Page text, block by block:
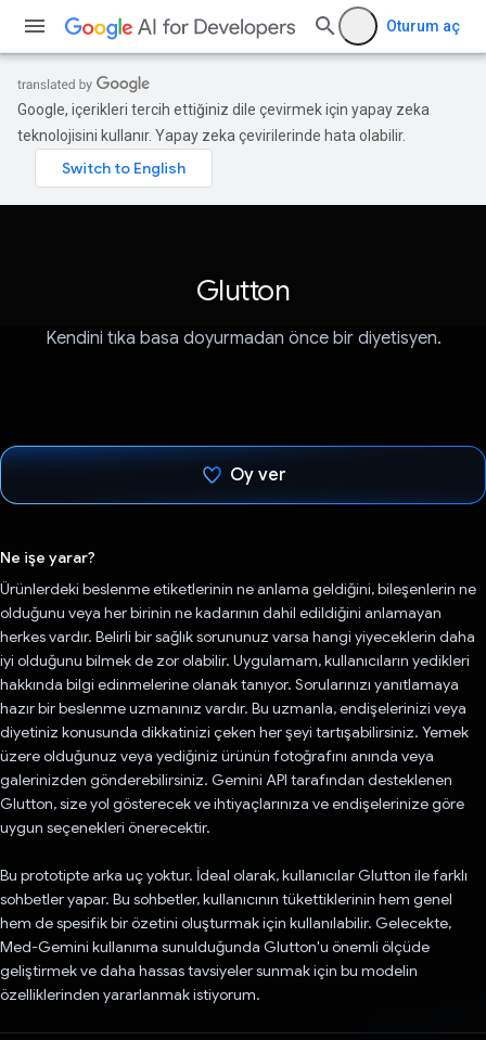
Oturum aç
Google, içerikleri tercih ettiğiniz dile çevirmek için yapay zeka
teknolojisini kullanır. Yapay zeka çevirilerinde hata olabilir.
Glutton
Kendini tıka basa doyurmadan önce bir diyetisyen.
Oy ver
Ne işe yarar?
Ürünlerdeki beslenme etiketlerinin ne anlama geldiğini, bileşenlerin ne
olduğunu veya her birinin ne kadarının dahil edildiğini anlamayan
herkes vardır. Belirli bir sağlık sorununuz varsa hangi yiyeceklerin daha
iyi olduğunu bilmek de zor olabilir. Uygulamam, kullanıcıların yedikleri
hakkında bilgi edinmelerine olanak tanıyor. Sorularınızı yanıtlamaya
hazır bir beslenme uzmanınız vardır. Bu uzmanla, endişelerinizi veya
diyetiniz konusunda dikkatinizi çeken her şeyi tartışabilirsiniz. Yemek
üzere olduğunuz veya yediğiniz ürünün fotoğrafını anında veya
galerinizden gönderebilirsiniz. Gemini API tarafından desteklenen
Glutton, size yol gösterecek ve ihtiyaçlarınıza ve endişelerinize göre
uygun seçenekleri önerecektir.
Bu prototipte arka uç yoktur. İdeal olarak, kullanıcılar Glutton ile farklı
sohbetler yapar. Bu sohbetler, kullanıcının tükettiklerinin hem genel
hem de spesifik bir özetini oluşturmak için kullanılabilir. Gelecekte,
Med-Gemini kullanıma sunulduğunda Glutton'u önemli ölçüde
geliştirmek ve daha hassas tavsiyeler sunmak için bu modelin
özelliklerinden yararlanmak istiyorum.